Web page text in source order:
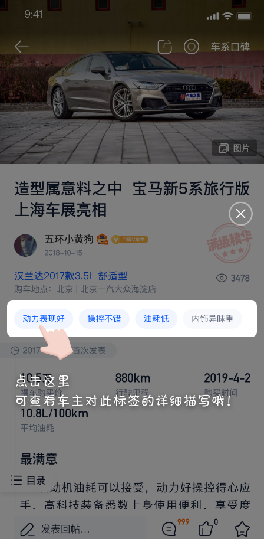
搜索
安徽大唐首任车主
一米装饰设计萧禹牧
2026-07-05 发布于安徽
2026款 纯电 950KM 后驱激光雷达旗舰型
购车地点 ： 安徽 | 比亚迪王朝芜湖卓御4S店
5.6万
内饰颜色漂亮 车内隔音效果满意 续航里程大
26.90万
裸车价
2026-06 1400km
行驶里程
夏季满电续航 夏季百公里电耗
最满意 然闪充，代刀片池，
能源这几点最重要，还唐间，全车帝瓦雷！
操，优点 ！